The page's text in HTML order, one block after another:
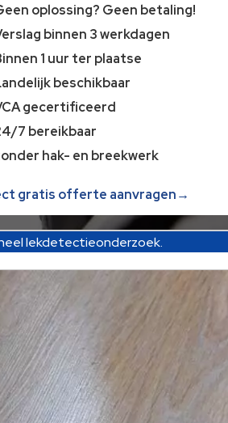
oplossing? Geen betaling!
binnen 3 werkdagen
1 uur ter plaatse
beschikbaar
gecertificeerd
7 bereikbaar
hak- en breekwerk
gratis offerte aanvragen→
lekdetectieonderzoek.